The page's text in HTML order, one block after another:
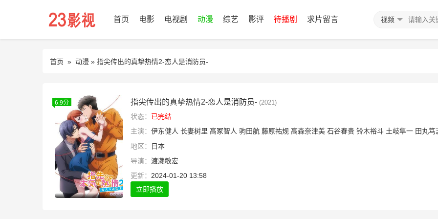
首页 电影 电视剧 动漫 综艺 影评 待播剧 求片留言 视频
首页 » 动漫 » 指尖传出的真挚热情2-恋人是消防员-
6.9分 指尖传出的真挚热情2-恋人是消防员- (2021)
状态： 已完结
主演： 伊东健人 长妻树里 高冢智人 驹田航 藤原祐规 高森奈津美 石谷春贵 铃木裕斗 土岐隼一 田丸笃
地区：
日本
导演： 渡濑敏宏
更新： 2024-01-20 13:58
立即播放